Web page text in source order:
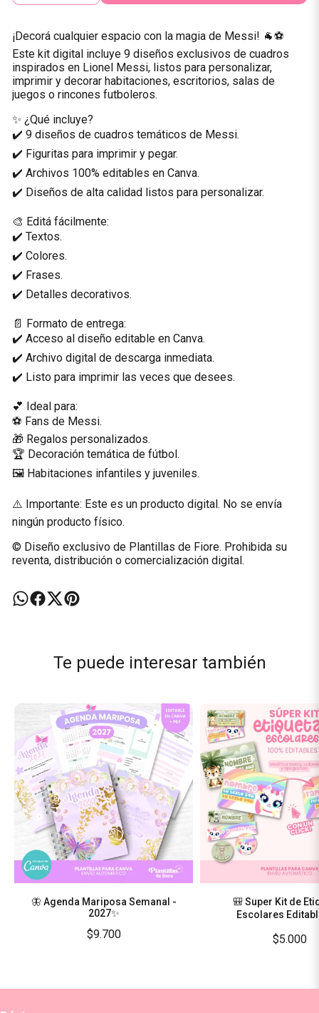
¡Decorá cualquier espacio con la magia de Messi! 🐐⚽
Este kit digital incluye 9 diseños exclusivos de cuadros
inspirados en Lionel Messi, listos para personalizar,
imprimir y decorar habitaciones, escritorios, salas de
juegos o rincones futboleros.
✨ ¿Qué incluye?
✔️ 9 diseños de cuadros temáticos de Messi.
✔️ Figuritas para imprimir y pegar.
✔️ Archivos 100% editables en Canva.
✔️ Diseños de alta calidad listos para personalizar.
🎨 Editá fácilmente:
✔️ Textos.
✔️ Colores.
✔️ Frases.
✔️ Detalles decorativos.
📄 Formato de entrega:
✔️ Acceso al diseño editable en Canva.
✔️ Archivo digital de descarga inmediata.
✔️ Listo para imprimir las veces que desees.
💕 Ideal para:
⚽ Fans de Messi.
🎁 Regalos personalizados.
🏆 Decoración temática de fútbol.
🖼️ Habitaciones infantiles y juveniles.
⚠️ Importante: Este es un producto digital. No se envía
ningún producto físico.
© Diseño exclusivo de Plantillas de Fiore. Prohibida su
reventa, distribución o comercialización digital.
Te puede interesar también
🦋 Agenda Mariposa Semanal -
2027✨
$9.700
🎒 Super Kit de
Escolares
$5.000